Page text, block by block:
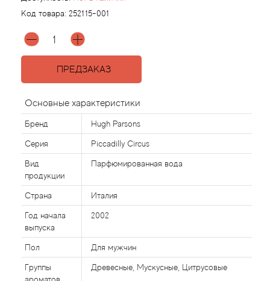
Код товара: 252115-001
ПРЕДЗАКАЗ
Основные характеристики
Бренд Hugh Parsons
Серия Piccadilly Circus
Вид
продукции
Парфюмированная вода
Страна Италия
Год начала
выпуска
2002
Пол Для мужчин
Группы
Древесные, Мускусные, Цитрусовые
Agonist
Aigner
Ajmal
Al Haramain
Al Jazeera
Alaia Paris
Alexander McQueen
Alexandre Barthet